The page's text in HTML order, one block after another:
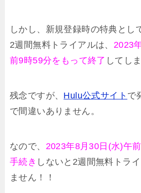
しかし、新規登録時の特典とし
2週間無料トライアルは、 2023
前9時59分をもって終了 してし
残念ですが、 Hulu公式サイト で
で間違いありません。
なので、 2023年8月30日(水)午
手続き しないと 2週間無料トラ
ません！！